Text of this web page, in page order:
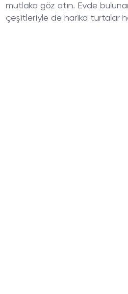
mutlaka göz atın. Evde
çeşitleriyle de harika turtalar